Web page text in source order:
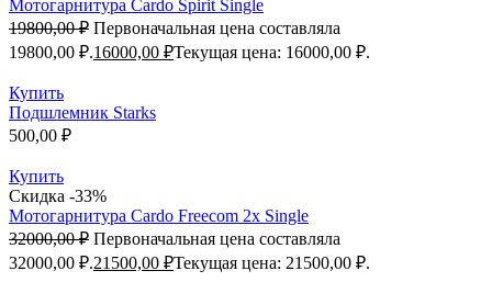
Мотогарнитура Cardo Spirit Single
19800,00₽ Первоначальная цена составляла
19800,00 ₽.16000,00 ₽Текущая цена: 16000,00 ₽.
Купить
Подшлемник Starks
500,00 ₽
Купить
Скидка -33%
Мотогарнитура Cardo Freecom 2x Single
32000,00₽ Первоначальная цена составляла
32000,00 ₽.21500,00 ₽Текущая цена: 21500,00 ₽.